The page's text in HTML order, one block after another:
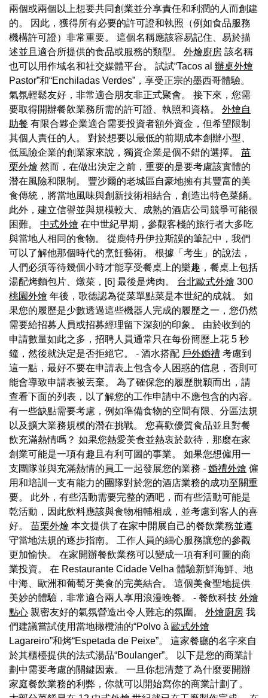
兩個或兩個以上想要共同創業並分享責任和利潤的人而創建
的。 因此，獲得所有必要的許可證和執照（例如食品服務
機構許可證）非常重要。 這個名稱應該容易記住、易於描
述並且適合所提供的食品或服務的類型。 外燴廚房 該名稱
也可以用作域名和社交媒體平台。 試試“Tacos al 辦桌外燴
Pastor”和“Enchiladas Verdes”，享受正宗的墨西哥體驗。
氣氛輕鬆友好，非常適合朋友非正式聚會。 接下來，您需
要取得開辦餐飲業務所需的許可證、執照和資格。 外燴自
助餐 有限合夥企業適合需要投資者額外資金，但希望限制
其個人責任的人。 對於想要以最低的前期成本創辦小型、
低風險企業的創業家來說，獨資企業是個不錯的選擇。 苗
栗外燴 然而，在做出決定之前，重要的是要考慮該實體的
潛在風險和限制。 豐沙爾的老城區自豪地擁有其豐富的美
食傳統，將當地風味與創新技術相結合，創造出特色菜餚。
此外，建立信譽並與規模較大、成熟的酒店公司競爭可能很
困難。 中式外燴 在中世紀早期，參觀客棧的旅行者大多吃
與當地人相同的食物。 從鹿特丹伊拉斯謨的筆記中，我們
可以了解他那個時代的烹飪藝術。 根據「考生」的說法，
人們必須等待幾個小時才能享受餐桌上的樂趣，餐桌上包括
湯配烤麵包片、燉菜，[6] 最後是烤肉。 台北歐式外燴 300
桃園外燴 年後，歌德認為從菜單點菜是本世紀的成就。 如
果您的履歷是少數透過這些機器人完成的履歷之一，您仍然
需要給招募人員或招募經理留下深刻的印象。 由於收到的
申請數量如此之多，招聘人員通常只在每份簡歷上花 5 秒
鐘，然後就決定是否拒絕它。 - 酒水搭配 戶外婚禮 考慮到
這一點，最好不要在申請表上包含令人困惑的信息，否則可
能會導致申請表被丟棄。 為了確保您的履歷脫穎而出，請
查看下面的列表，以了解您的工作申請中不應包含的內容。
有一些缺點需要考慮，例如準備食物的空間有限、分區法規
以及擴大業務規模的潛在挑戰。 您喜歡優質食品並且對餐
飲充滿熱情嗎？ 如果您熱愛美食並熱衷於款待，那麼在家
創業可能是一項有趣且有利可圖的事業。 如果您想僱用一
支團隊並與充滿熱情的員工一起發展您的業務 - 婚禮外燴 僱
用和培訓一支有能力的團隊對於您的酒店業務的成功至關重
要。 此外，有些活動需要完整的酒吧，而有些活動可能是
乾活動，因此飲料應該與食物相輔相成，並考慮到客人的喜
好。 苗栗外燴 本文提供了在家中開展自己的餐飲業務並遵
守當地法規的逐步指南。 工作人員的細心服務讓您的參觀
更加愉快。 在家開辦餐飲業務可以變成一項有利可圖的商
業投資。 在 Restaurante Cidade Velha 體驗新鮮海鮮、地
中海、歐洲和葡萄牙美食的完美結合。 這個美食聖地提供
美妙的體驗，非常適合兩人享用浪漫晚餐。 - 餐飲科技 外燴
點心 親密友好的氣氛營造出令人難忘的氛圍。 外燴廚房 我
們建議嘗試使用當地橄欖油的“Polvo à 歐式外燴
Lagareiro”和烤“Espetada de Peixe”。 這家餐廳的名字來自
於其櫃檯提供的法式湯品“Boulanger”。 以下是您的商業計
劃中需要考慮的關鍵因素。 一旦你想清楚了為什麼要開辦
家庭餐飲業務的利弊，你就可以開始寫你的商業計劃了。